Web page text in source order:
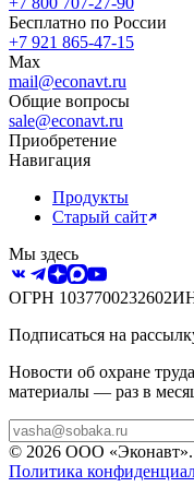
Бесплатно по России
+7 921 865-47-15
Max
mail@econavt.ru
Общие вопросы
sale@econavt.ru
Приобретение
Навигация
Продукты
Старый сайт
Мы здесь
ОГРН 1037700232602
Подписаться на
Новости об охране
материалы — раз в
© 2026 ООО «Эконавт»
Политика